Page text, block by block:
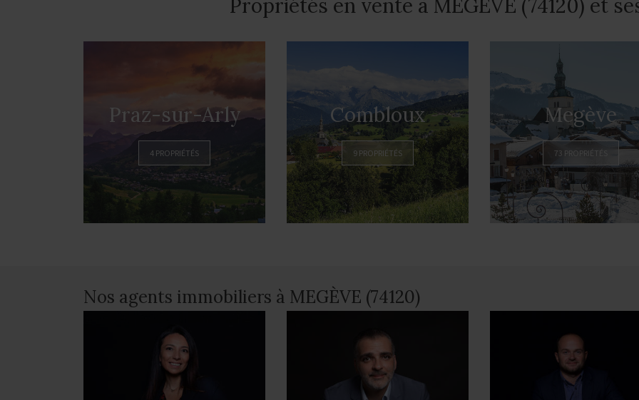
Propriétés en vente à MEGÈVE (74120) et
Praz-sur-Arly
4 PROPRIÉTÉS
Combloux
9 PROPRIÉTÉS
Megève
73 PROPRIÉTÉS
Nos agents immobiliers à MEGÈVE (74120)